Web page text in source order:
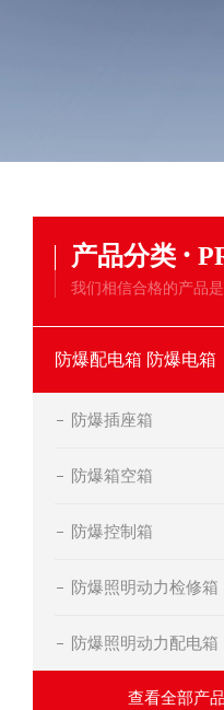
产品分类 ·
我们相信合格的产品
防爆配电箱 防爆电箱
防爆插座箱
防爆箱空箱
防爆控制箱
防爆照明动力检修箱
防爆照明动力配电箱
查看全部产